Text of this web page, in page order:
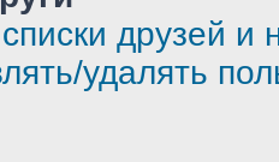
друзей и
удалять